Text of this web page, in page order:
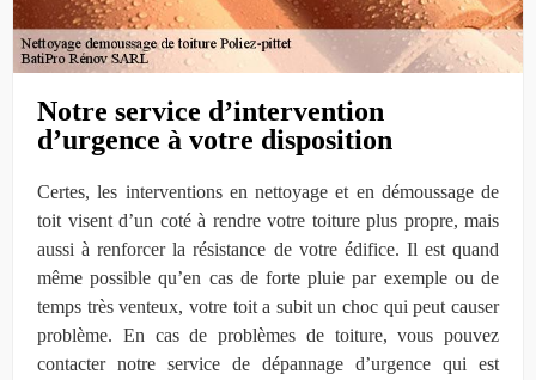
Notre service d’intervention
d’urgence à votre disposition
Certes, les interventions en nettoyage et en démoussage de
toit visent d’un coté à rendre votre toiture plus propre, mais
aussi à renforcer la résistance de votre édifice. Il est quand
même possible qu’en cas de forte pluie par exemple ou de
temps très venteux, votre toit a subit un choc qui peut causer
problème. En cas de problèmes de toiture, vous pouvez
contacter notre service de dépannage d’urgence qui est